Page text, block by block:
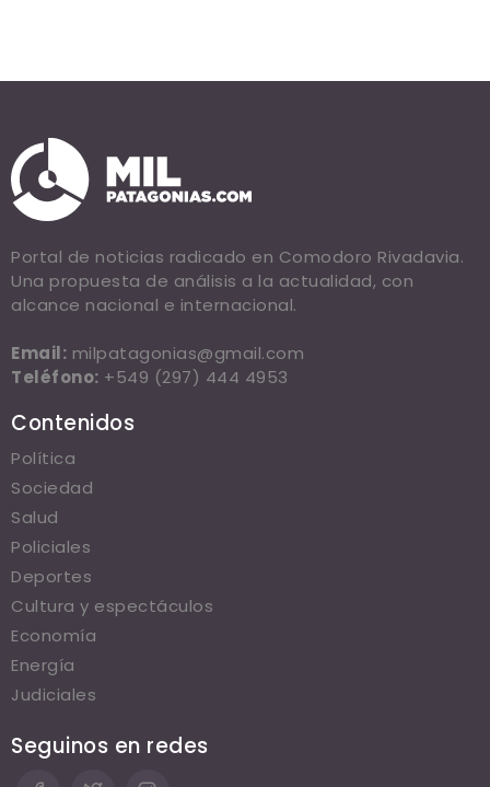
Portal de noticias radicado en Comodoro Rivadavia.
Una propuesta de análisis a la actualidad, con
alcance nacional e internacional.
Email: milpatagonias@gmail.com
Teléfono: +549 (297) 444 4953
Contenidos
Política
Sociedad
Salud
Policiales
Deportes
Cultura y espectáculos
Economía
Energía
Judiciales
Seguinos en redes